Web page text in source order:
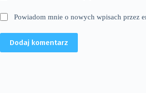
Powiadom mnie o nowych wpisach przez
Dodaj komentarz